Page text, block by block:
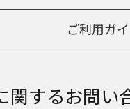
ご利用ガ
関するお問い